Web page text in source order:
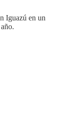
Iguazú en un